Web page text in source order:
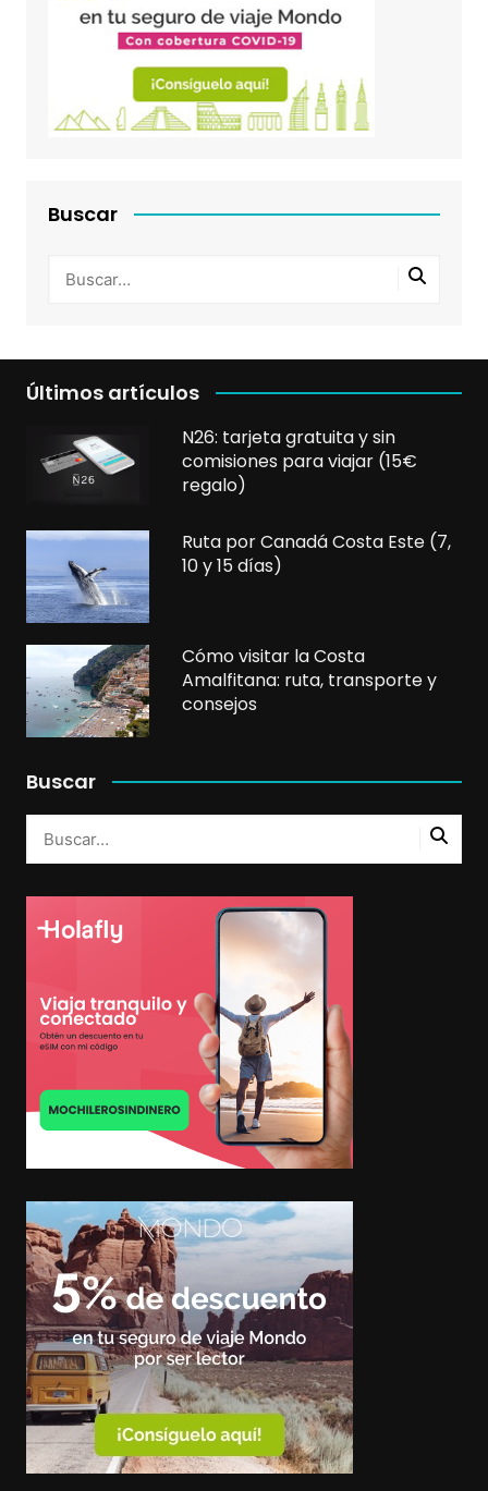
Buscar
Últimos artículos
N26: tarjeta gratuita y sin
comisiones para viajar (15€
regalo)
Ruta por Canadá Costa Este (7,
10 y 15 días)
Cómo visitar la Costa
Amalfitana: ruta, transporte y
consejos
Buscar